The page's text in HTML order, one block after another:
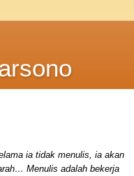
ia tidak menulis, ia akan
Menulis adalah bekerja